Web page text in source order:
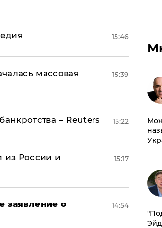
15:46
массовая
15:39
– Reuters 15:22
из России и
15:17
заявление о
14:54